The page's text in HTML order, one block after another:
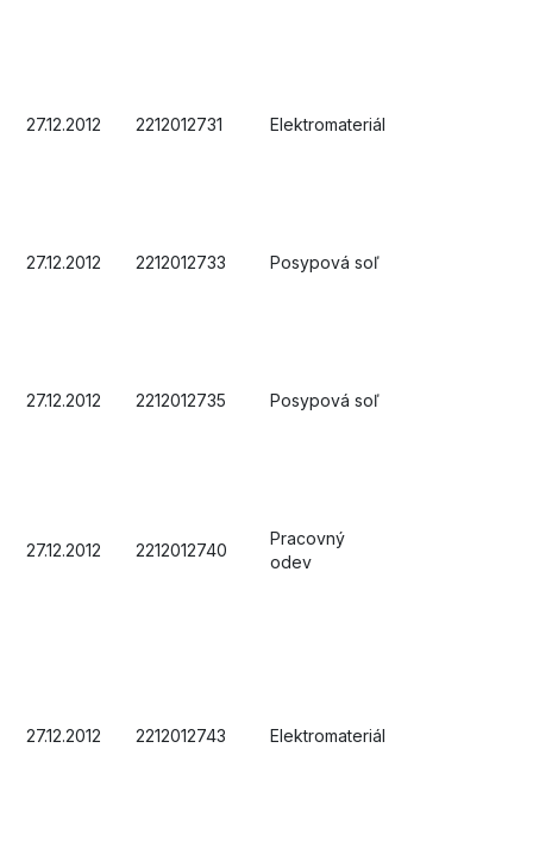
27.12.2012 2212012731 Elektromateriál
27.12.2012 2212012733 Posypová soľ
27.12.2012 2212012735 Posypová soľ
27.12.2012 2212012740
Pracovný
odev
27.12.2012 2212012743 Elektromateriál